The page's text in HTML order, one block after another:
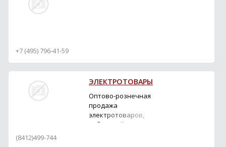
+7 (495) 796-41-59
ЭЛЕКТРОТОВАРЫ
Оптово-рознечная
продажа
электротоваров,
кабельной продукции,
(8412)499-744